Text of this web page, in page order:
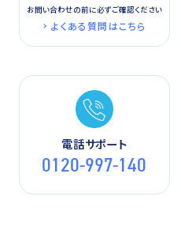
お問い合わせの前に必ずご確認ください
よくある質問はこちら
電話サポート
0120-997-140